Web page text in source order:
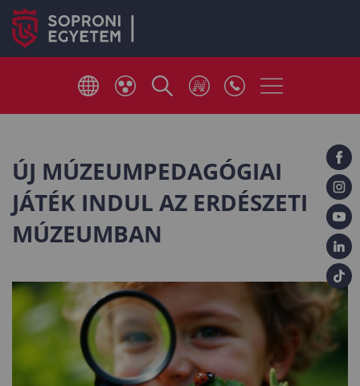
ÚJ MÚZEUMPEDAGÓGIAI
JÁTÉK INDUL AZ ERDÉSZETI
MÚZEUMBAN